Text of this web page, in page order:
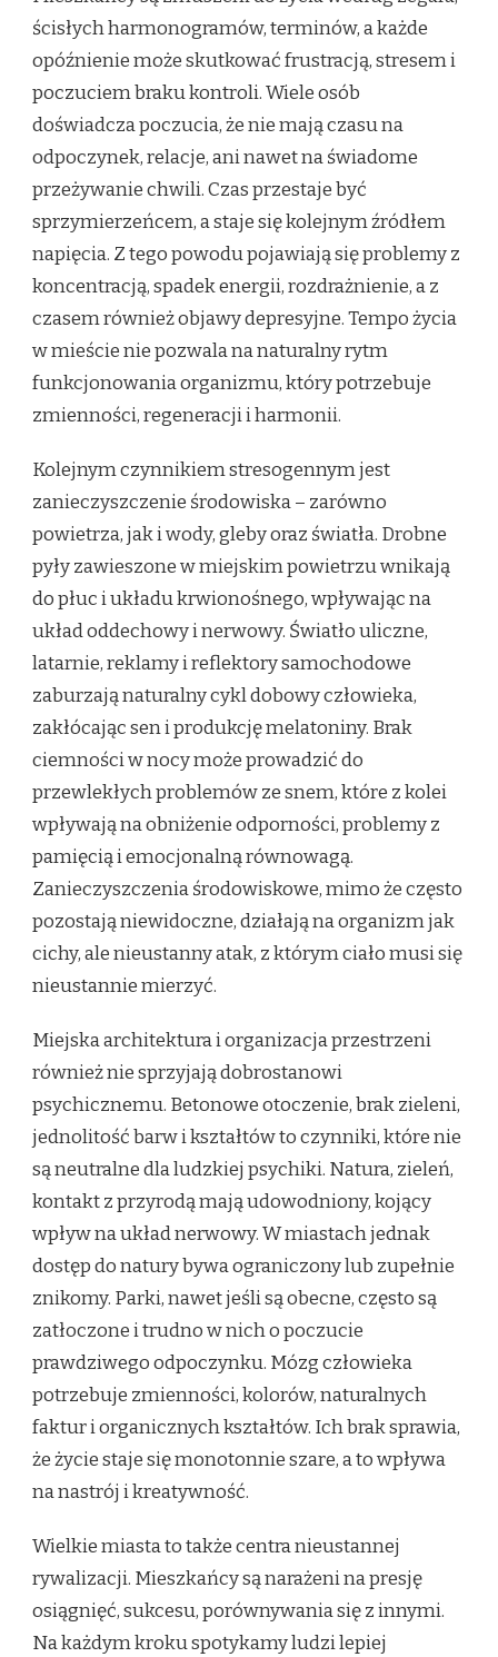
ścisłych harmonogramów, terminów, a każde
opóźnienie może skutkować frustracją, stresem i
poczuciem braku kontroli. Wiele osób
doświadcza poczucia, że nie mają czasu na
odpoczynek, relacje, ani nawet na świadome
przeżywanie chwili. Czas przestaje być
sprzymierzeńcem, a staje się kolejnym źródłem
napięcia. Z tego powodu pojawiają się problemy z
koncentracją, spadek energii, rozdrażnienie, a z
czasem również objawy depresyjne. Tempo życia
w mieście nie pozwala na naturalny rytm
funkcjonowania organizmu, który potrzebuje
zmienności, regeneracji i harmonii.
Kolejnym czynnikiem stresogennym jest
zanieczyszczenie środowiska – zarówno
powietrza, jak i wody, gleby oraz światła. Drobne
pyły zawieszone w miejskim powietrzu wnikają
do płuc i układu krwionośnego, wpływając na
układ oddechowy i nerwowy. Światło uliczne,
latarnie, reklamy i reflektory samochodowe
zaburzają naturalny cykl dobowy człowieka,
zakłócając sen i produkcję melatoniny. Brak
ciemności w nocy może prowadzić do
przewlekłych problemów ze snem, które z kolei
wpływają na obniżenie odporności, problemy z
pamięcią i emocjonalną równowagą.
Zanieczyszczenia środowiskowe, mimo że często
pozostają niewidoczne, działają na organizm jak
cichy, ale nieustanny atak, z którym ciało musi się
nieustannie mierzyć.
Miejska architektura i organizacja przestrzeni
również nie sprzyjają dobrostanowi
psychicznemu. Betonowe otoczenie, brak zieleni,
jednolitość barw i kształtów to czynniki, które nie
są neutralne dla ludzkiej psychiki. Natura, zieleń,
kontakt z przyrodą mają udowodniony, kojący
wpływ na układ nerwowy. W miastach jednak
dostęp do natury bywa ograniczony lub zupełnie
znikomy. Parki, nawet jeśli są obecne, często są
zatłoczone i trudno w nich o poczucie
prawdziwego odpoczynku. Mózg człowieka
potrzebuje zmienności, kolorów, naturalnych
faktur i organicznych kształtów. Ich brak sprawia,
że życie staje się monotonnie szare, a to wpływa
na nastrój i kreatywność.
Wielkie miasta to także centra nieustannej
rywalizacji. Mieszkańcy są narażeni na presję
osiągnięć, sukcesu, porównywania się z innymi.
Na każdym kroku spotykamy ludzi lepiej